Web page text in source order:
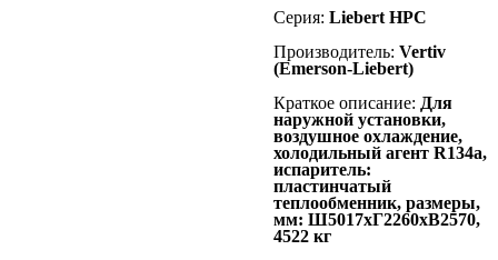
Серия: Liebert HPC
Производитель: Vertiv
(Emerson-Liebert)
Краткое описание: Для
наружной установки,
воздушное охлаждение,
холодильный агент R134а,
испаритель:
пластинчатый
теплообменник, размеры,
мм: Ш5017хГ2260хВ2570,
4522 кг